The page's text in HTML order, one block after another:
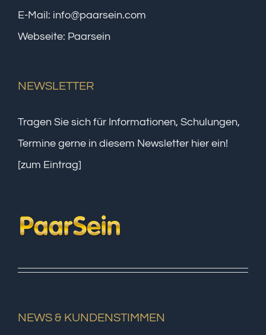
E-Mail: info@paarsein.com
Webseite: Paarsein
NEWSLETTER
Tragen Sie sich für Informationen, Schulungen,
Termine gerne in diesem Newsletter hier ein!
[zum Eintrag]
NEWS & KUNDENSTIMMEN